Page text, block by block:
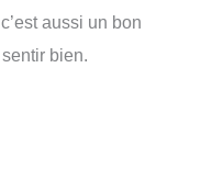
aussi un bon
bien.